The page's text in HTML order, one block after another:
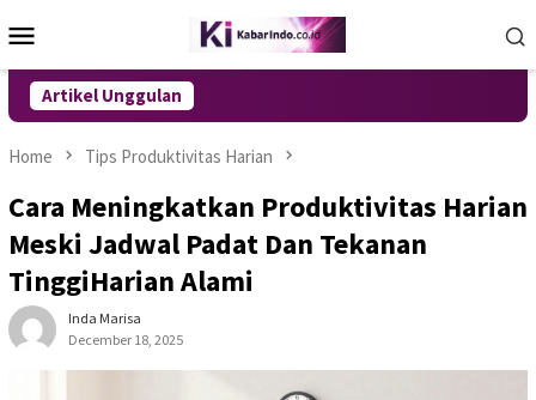
to
Menu
Artikel Unggulan
Home Tips Produktivitas Harian
Cara Meningkatkan Produktivitas Harian
Meski Jadwal Padat Dan Tekanan
TinggiHarian Alami
Inda Marisa
December 18, 2025